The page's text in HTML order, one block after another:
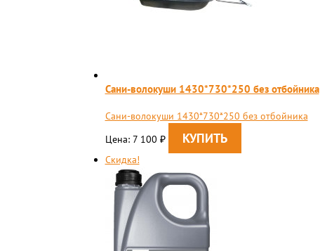
Сани-волокуши 1430*730*250 без отбойника
Сани-волокуши 1430*730*250 без отбойника
Цена: 7 100 ₽
Скидка!